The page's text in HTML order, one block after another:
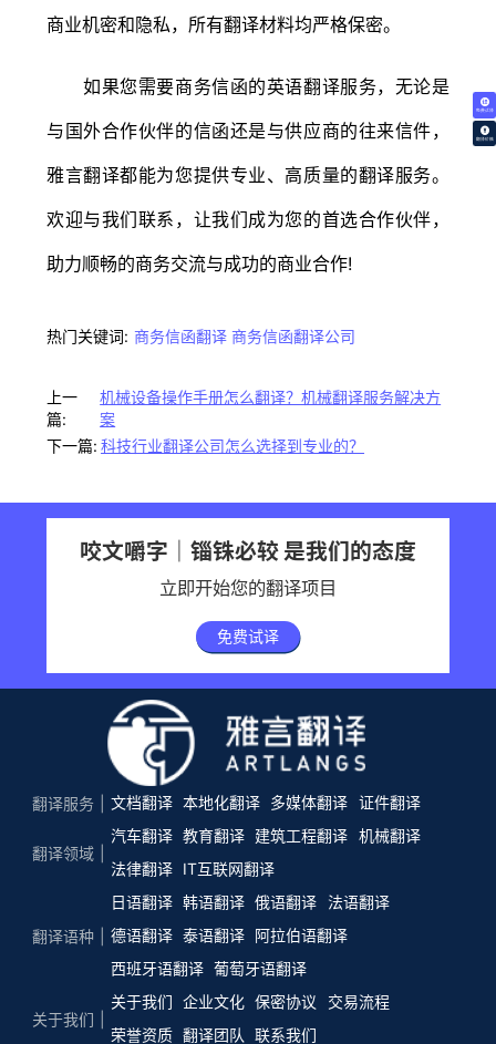
免费试译
翻译价格
商业机密和隐私，所有翻译材料均严格保密。
如果您需要商务信函的英语翻译服务，无论是
与国外合作伙伴的信函还是与供应商的往来信件，
雅言翻译都能为您提供专业、高质量的翻译服务。
欢迎与我们联系，让我们成为您的首选合作伙伴，
助力顺畅的商务交流与成功的商业合作!
热门关键词: 商务信函翻译 商务信函翻译公司
上一
篇:
机械设备操作手册怎么翻译？机械翻译服务解决方
案
下一篇: 科技行业翻译公司怎么选择到专业的？
咬文嚼字｜锱铢必较 是我们的态度
立即开始您的翻译项目
免费试译
翻译服务 文档翻译 本地化翻译 多媒体翻译 证件翻译
翻译领域
汽车翻译 教育翻译 建筑工程翻译 机械翻译
法律翻译
IT互联网翻译
翻译语种
日语翻译 韩语翻译 俄语翻译
法语翻译
德语翻译 泰语翻译 阿拉伯语翻译
西班牙语翻译 葡萄牙语翻译
关于我们
关于我们 企业文化 保密协议
交易流程
荣誉资质 翻译团队 联系我们